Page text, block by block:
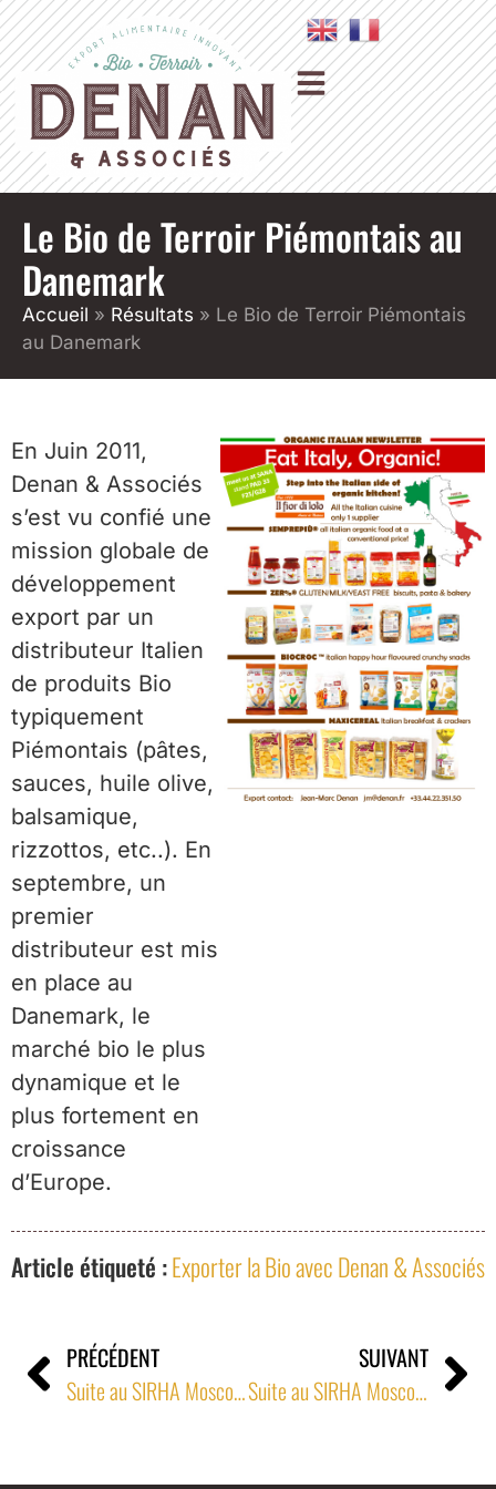
Le Bio de Terroir Piémontais au
Danemark
Accueil » Résultats » Le Bio de Terroir Piémontais
au Danemark
En Juin 2011,
Denan & Associés
s’est vu confié une
mission globale de
développement
export par un
distributeur Italien
de produits Bio
typiquement
Piémontais (pâtes,
sauces, huile olive,
balsamique,
rizzottos, etc..). En
septembre, un
premier
distributeur est mis
en place au
Danemark, le
marché bio le plus
dynamique et le
plus fortement en
croissance
d’Europe.
Article étiqueté :Exporter la Bio avec Denan & Associés
PRÉCÉDENT
Suite au SIRHA Moscou 2008, introduction réussie de panification surgelée française sur le marché Russe dans la chaîne moscovite Azbuka Vkusa (« l’ABC du goût »)
SUIVANT
Suite au SIRHA Moscou 2008, introduction réussie de panification surgelée française sur le marché Russe dans la chaîne moscovite Azbuka Vkusa (« l’ABC du goût »)